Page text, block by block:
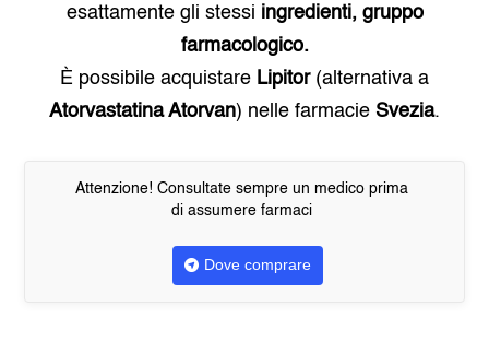
esattamente gli stessi ingredienti, gruppo
farmacologico.
È possibile acquistare Lipitor(alternativa a
Atorvastatina Atorvan) nelle farmacie Svezia.
Attenzione! Consultate sempre un medico prima
di assumere farmaci
Dove comprare